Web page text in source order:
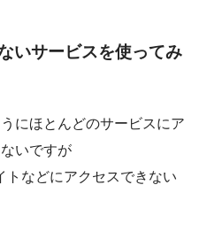
いサービスを使ってみ
にほとんどのサービスにア
いですが
トなどにアクセスできない